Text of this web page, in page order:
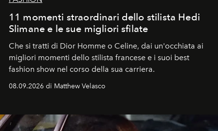
11 momenti straordinari dello stilista Hedi
Slimane e le sue migliori sfilate
Che si tratti di Dior Homme o Celine, dai un'occhiata ai
migliori momenti dello stilista francese e i suoi best
fashion show nel corso della sua carriera.
08.09.2026 di Matthew Velasco